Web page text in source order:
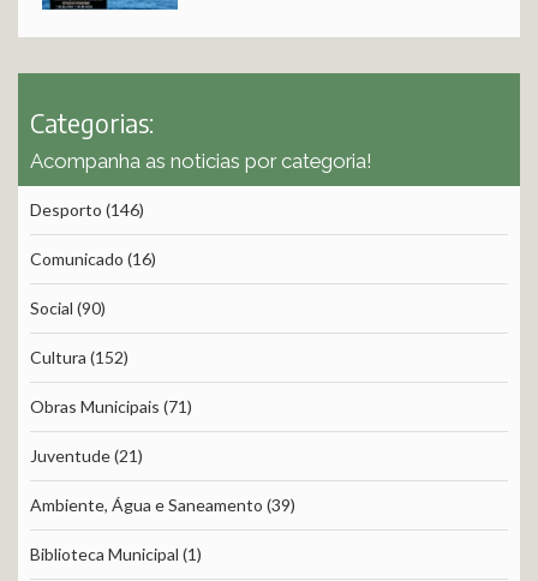
Categorias:
Acompanha as noticias por categoria!
Desporto (146)
Comunicado (16)
Social (90)
Cultura (152)
Obras Municipais (71)
Juventude(21)
Ambiente, Água e Saneamento (39)
Biblioteca Municipal (1)